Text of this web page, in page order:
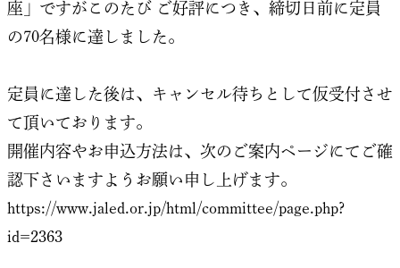
座」ですがこのたび ご好評につき、締切日前に定員
の70名様に達しました。
定員に達した後は、キャンセル待ちとして仮受付させ
て頂いております。
開催内容やお申込方法は、次のご案内ページにてご確
認下さいますようお願い申し上げます。
https://www.jaled.or.jp/html/committee/page.php?
id=2363